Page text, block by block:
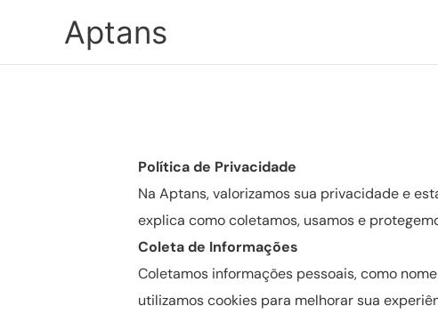
Aptans
Política de Privacidade
Na Aptans, valorizamos sua privacidade e
explica como coletamos, usamos e
Coleta de Informações
Coletamos informações pessoais, como
utilizamos cookies para melhorar sua